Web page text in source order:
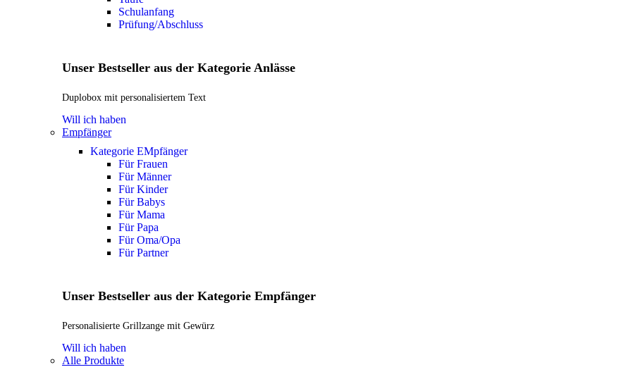
Schulanfang
Prüfung/Abschluss
Unser Bestseller aus der Kategorie Anlässe
Duplobox mit personalisiertem Text
Will ich haben
Empfänger
Kategorie EMpfänger
Für Frauen
Für Männer
Für Kinder
Für Babys
Für Mama
Für Papa
Für Oma/Opa
Für Partner
Unser Bestseller aus der Kategorie Empfänger
Personalisierte Grillzange mit Gewürz
Will ich haben
Alle Produkte